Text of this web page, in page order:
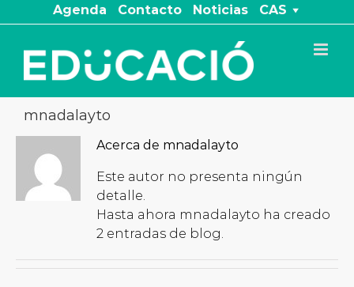
al
contenido
Agenda Contacto Noticias CAS
mnadalayto
Acerca de mnadalayto
Este autor no presenta ningún
detalle.
Hasta ahora mnadalayto ha creado
2 entradas de blog.